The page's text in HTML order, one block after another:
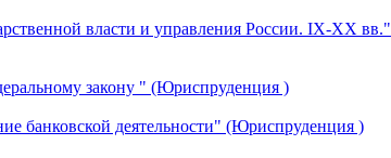
власти и управления России. IХ-ХХ вв."
закону " (Юриспруденция )
банковской деятельности" (Юриспруденция )